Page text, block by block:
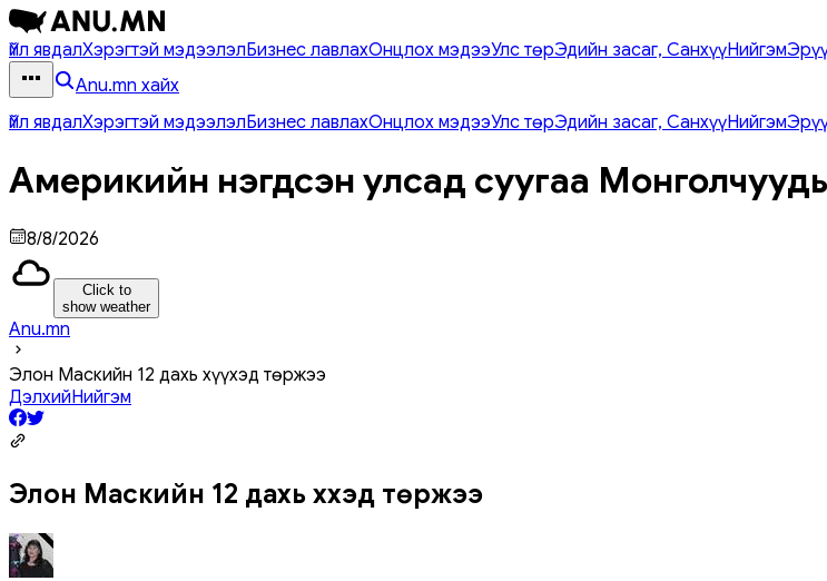
Үйл явдалХэрэгтэй мэдээлэлБизнес лавлахОнцлох мэдээУлс төрЭдийн засаг, СанхүүНийгэм
Anu.mn хайх
Үйл явдалХэрэгтэй мэдээлэлБизнес лавлахОнцлох мэдээУлс төрЭдийн засаг, СанхүүНийгэм
Америкийн нэгдсэн улсад суугаа
8/8/2026
Click to
show weather
Anu.mn
Элон Маскийн 12 дахь хүүхэд төржээ
ДэлхийНийгэм
Элон Маскийн 12 дахь хүүхэд төржээ